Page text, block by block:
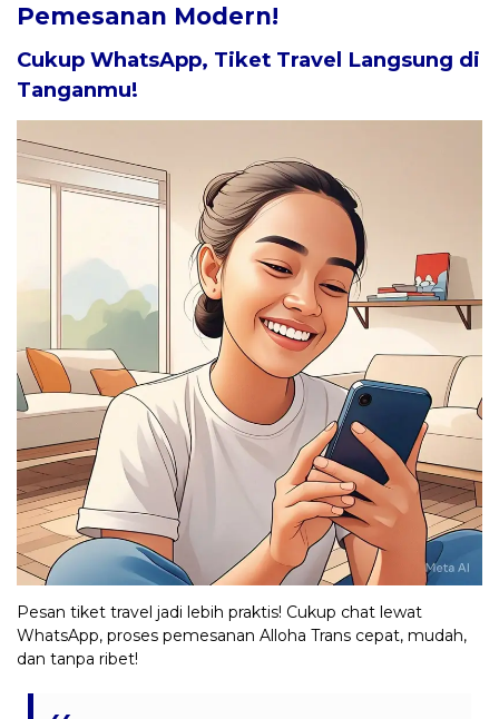
Pemesanan Modern!
Cukup WhatsApp, Tiket Travel Langsung di
Tanganmu!
Pesan tiket travel jadi lebih praktis! Cukup chat lewat
WhatsApp, proses pemesanan Alloha Trans cepat, mudah,
dan tanpa ribet!